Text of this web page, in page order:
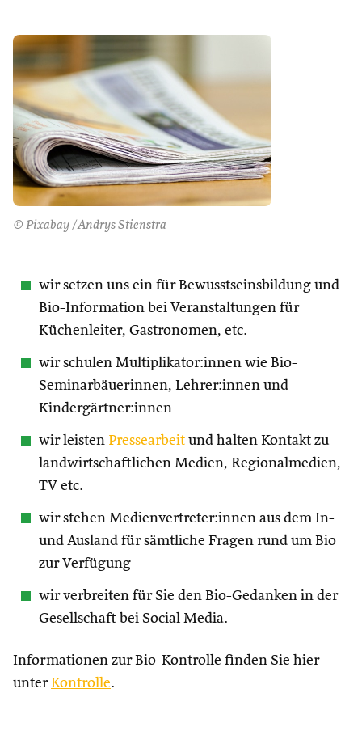
© Pixabay /Andrys Stienstra
wir setzen uns ein für Bewusstseinsbildung und
Bio-Information bei Veranstaltungen für
Küchenleiter, Gastronomen, etc.
wir schulen Multiplikator:innen wie Bio-
Seminarbäuerinnen, Lehrer:innen und
Kindergärtner:innen
wir leisten Pressearbeit und halten Kontakt zu
landwirtschaftlichen Medien, Regionalmedien,
TV etc.
wir stehen Medienvertreter:innen aus dem In-
und Ausland für sämtliche Fragen rund um Bio
zur Verfügung
wir verbreiten für Sie den Bio-Gedanken in der
Gesellschaft bei Social Media.
Informationen zur Bio-Kontrolle finden Sie hier
unterKontrolle.